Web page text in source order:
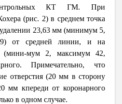
КТ ГМ. При
(рис. 2) в среднем точка
удалении 23,63 мм (минимум 5,
от средней линии, и на
(мини-мум 2, максимум 42,
Примечательно, что
отверстия (20 мм в сторону
мм кпереди от коронарного
в одном случае.